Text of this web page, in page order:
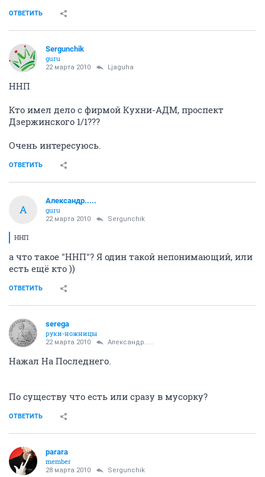
ОТВЕТИТЬ
Sergunchik
guru
22 марта 2010 Ljaguha
ННП
Кто имел дело с фирмой Кухни-АДМ, проспект
Дзержинского 1/1???
Очень интересуюсь.
ОТВЕТИТЬ
А
Александр.....
guru
22 марта 2010 Sergunchik
ННП
а что такое "ННП"? Я один такой непонимающий, или
есть ещё кто ))
ОТВЕТИТЬ
serega
руки-ножницы
22 марта 2010 Александр.....
Нажал На Последнего.
По существу что есть или сразу в мусорку?
ОТВЕТИТЬ
parara
member
28 марта 2010 Sergunchik